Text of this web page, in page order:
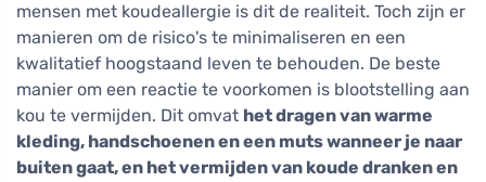
mensen met koudeallergie is dit de realiteit. Toch zijn er
manieren om de risico's te minimaliseren en een
kwalitatief hoogstaand leven te behouden. De beste
manier om een reactie te voorkomen is blootstelling aan
kou te vermijden. Dit omvat het dragen van warme
kleding, handschoenen en een muts wanneer je naar
buiten gaat, en het vermijden van koude dranken en